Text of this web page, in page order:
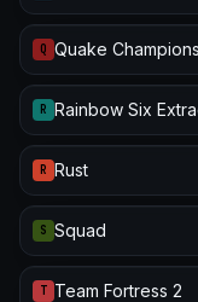
Q Quake Champions
R Rainbow Six
R Rust
S Squad
T Team Fortress 2